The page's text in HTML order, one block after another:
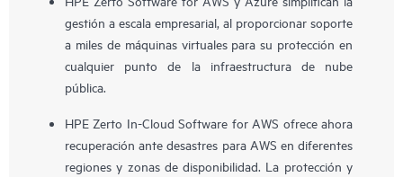
gestión a escala empresarial, al proporcionar soporte
a miles de máquinas virtuales para su protección en
cualquier punto de la infraestructura de nube
pública.
HPE Zerto In-Cloud Software for AWS ofrece ahora
recuperación ante desastres para AWS en diferentes
regiones y zonas de disponibilidad. La protección y